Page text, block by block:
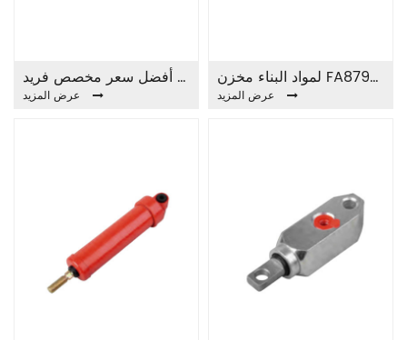
أفضل سعر مخصص فريد FA8789A الرقيق اسطوانة
عرض المزيد
لمواد البناء مخزن FA8790A SLAVE CYLINDER
عرض المزيد